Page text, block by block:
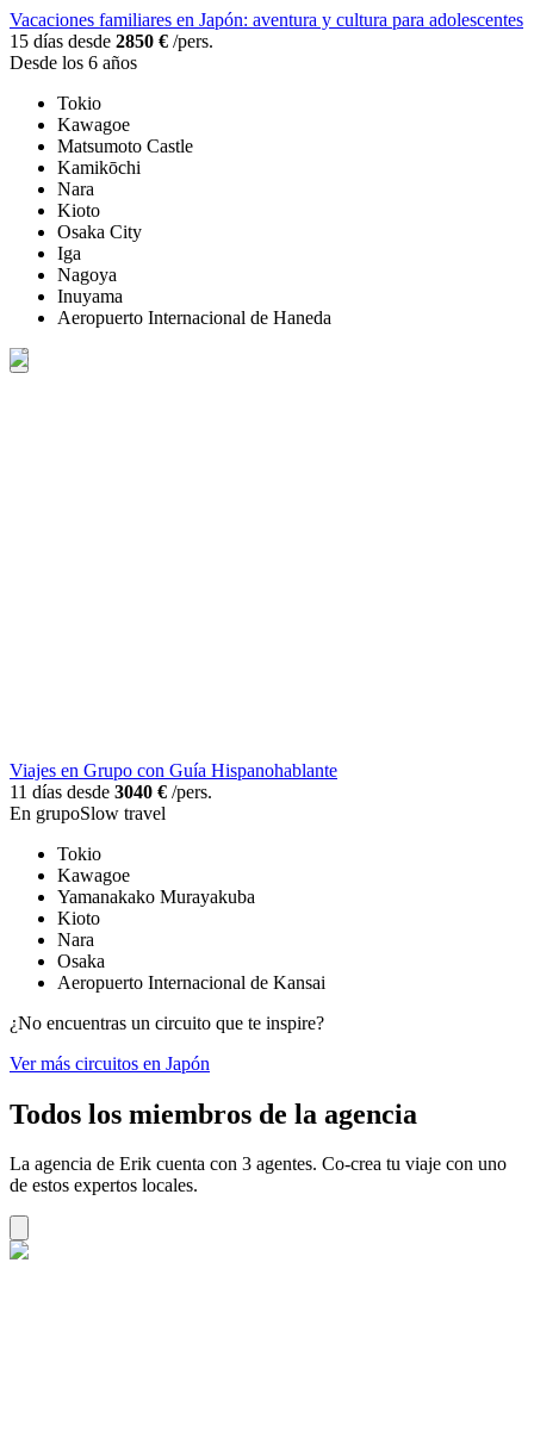
Vacaciones familiares en Japón: aventura y cultura para adolescentes
15 días desde 2850 € /pers.
Desde los 6 años
Tokio
Kawagoe
Matsumoto Castle
Kamikōchi
Nara
Kioto
Osaka City
Iga
Nagoya
Inuyama
Aeropuerto Internacional de Haneda
Viajes en Grupo con Guía Hispanohablante
11 días desde 3040 € /pers.
En grupoSlow travel
Tokio
Kawagoe
Yamanakako Murayakuba
Kioto
Nara
Osaka
Aeropuerto Internacional de Kansai
¿No encuentras un circuito que te inspire?
Ver más circuitos en Japón
Todos los miembros de la agencia
La agencia de Erik cuenta con 3 agentes. Co-crea tu viaje con uno
de estos expertos locales.